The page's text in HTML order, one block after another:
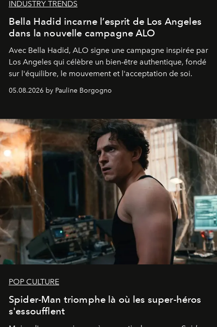
INDUSTRY TRENDS
Bella Hadid incarne l’esprit de Los Angeles
dans la nouvelle campagne ALO
Avec Bella Hadid, ALO signe une campagne inspirée par
Los Angeles qui célèbre un bien-être authentique, fondé
sur l'équilibre, le mouvement et l'acceptation de soi.
05.08.2026 by Pauline Borgogno
POP CULTURE
Spider-Man triomphe là où les super-héros
s'essoufflent